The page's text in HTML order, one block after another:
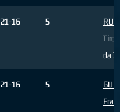
21-16 5
Tiro
da 3
21-16 5